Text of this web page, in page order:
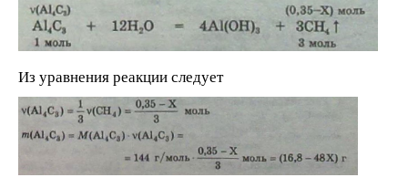
Из уравнения реакции следует